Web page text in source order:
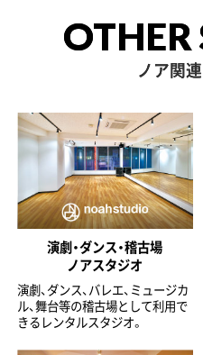
ノア関
演劇・ダンス・稽古場
ノアスタジオ
演劇、ダンス、バレエ、ミュージカ
ル、舞台等の稽古場として利用で
きるレンタルスタジオ。